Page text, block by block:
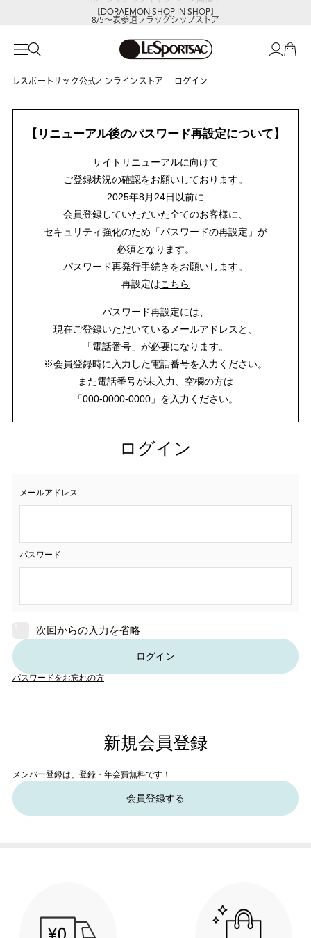
【DORAEMON SHOP IN SHOP】
8/5～表参道フラッグシップストア
レスポートサック公式オンラインストア ログイン
【リニューアル後のパスワード再設定について】
サイトリニューアルに向けて
ご登録状況の確認をお願いしております。
2025年8月24日以前に
会員登録していただいた全てのお客様に、
セキュリティ強化のため「パスワードの再設定」が
必須となります。
パスワード再発行手続きをお願いします。
再設定はこちら
パスワード再設定には、
現在ご登録いただいているメールアドレスと、
「電話番号」が必要になります。
※会員登録時に入力した電話番号を入力ください。
また電話番号が未入力、空欄の方は
「000-0000-0000」を入力ください。
ログイン
メールアドレス
パスワード
次回からの入力を省略
ログイン
パスワードをお忘れの方
新規会員登録
メンバー登録は、登録・年会費無料です！
会員登録する